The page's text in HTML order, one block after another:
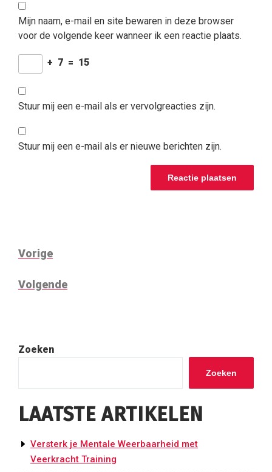
Mijn naam, e-mail en site bewaren in deze browser
voor de volgende keer wanneer ik een reactie plaats.
+ 7 = 15
Stuur mij een e-mail als er vervolgreacties zijn.
Stuur mij een e-mail als er nieuwe berichten zijn.
BERICHTNAVIGATIE
Vorig
Vorige
Volgend
Volgende
Zoeken
Zoeken
LAATSTE ARTIKELEN
Versterk je Mentale Weerbaarheid met
Veerkracht Training